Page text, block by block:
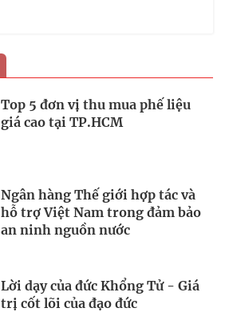
Top 5 đơn vị thu mua phế liệu
giá cao tại TP.HCM
Ngân hàng Thế giới hợp tác và
hỗ trợ Việt Nam trong đảm bảo
an ninh nguồn nước
Lời dạy của đức Khổng Tử - Giá
trị cốt lõi của đạo đức